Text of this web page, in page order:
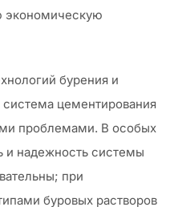
бурения и
цементирования
проблемами. В особых
и надежность системы
при
буровых растворов